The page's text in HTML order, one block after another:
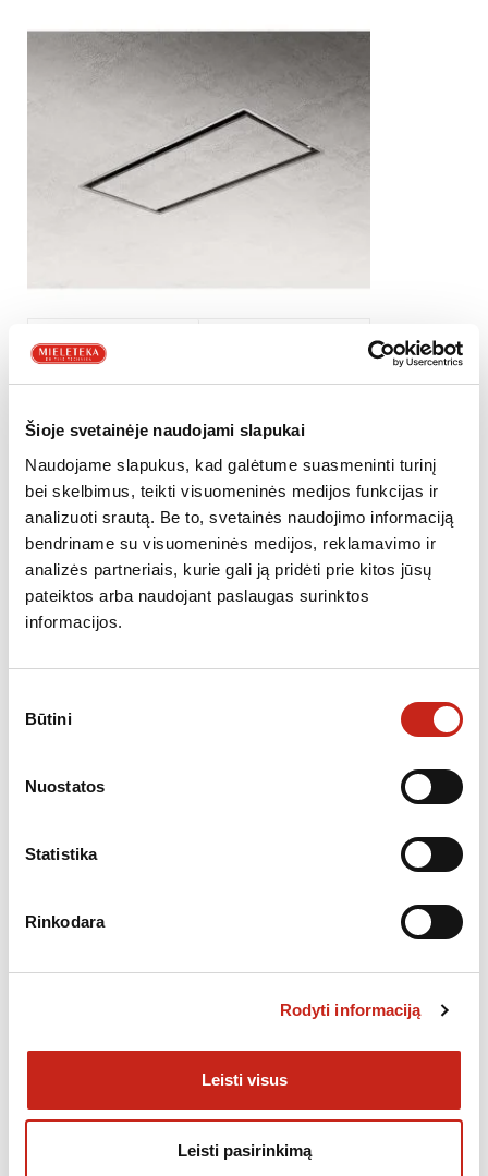
Šioje svetainėje naudojami slapukai
Naudojame slapukus, kad galėtume suasmeninti turinį
bei skelbimus, teikti visuomeninės medijos funkcijas ir
analizuoti srautą. Be to, svetainės naudojimo informaciją
bendriname su visuomeninės medijos, reklamavimo ir
analizės partneriais, kurie gali ją pridėti prie kitos jūsų
pateiktos arba naudojant paslaugas surinktos
informacijos.
pasirinkimas
Būtini
Nuostatos
Statistika
Rinkodara
Rodyti informaciją
Leisti visus
Leisti pasirinkimą
GARTRAUKIAI
Gartraukis ELICA ILLUSION H16 PAINT/A/100
1,599.00€